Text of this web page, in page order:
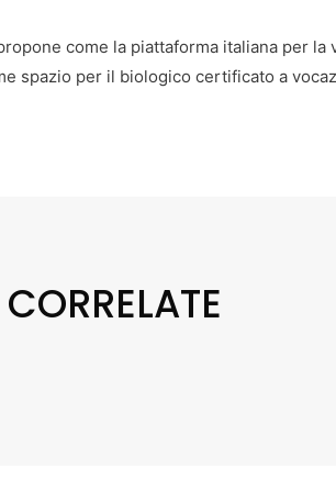
come la piattaforma italiana per
spazio per il biologico certificato a